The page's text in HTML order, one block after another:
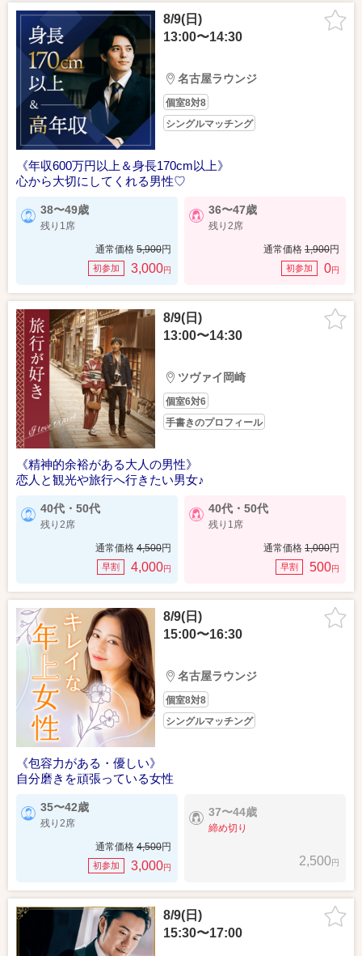
8/9(日)
13:00〜14:30
名古屋ラウンジ
個室8対8
シングルマッチング
《年収600万円以上＆身長170cm以上》
心から大切にしてくれる男性♡
38〜49歳
残り1席
通常価格 5,900円
初参加 3,000円
36〜47歳
残り2席
通常価格 1,900円
初参加 0円
8/9(日)
13:00〜14:30
ツヴァイ岡崎
個室6対6
手書きのプロフィール
《精神的余裕がある大人の男性》
恋人と観光や旅行へ行きたい男女♪
40代・50代
残り2席
通常価格 4,500円
早割 4,000円
40代・50代
残り1席
通常価格 1,000円
早割 500円
8/9(日)
15:00〜16:30
名古屋ラウンジ
個室8対8
シングルマッチング
《包容力がある・優しい》
自分磨きを頑張っている女性
35〜42歳
残り2席
通常価格 4,500円
初参加 3,000円
37〜44歳
締め切り
2,500円
8/9(日)
15:30〜17:00